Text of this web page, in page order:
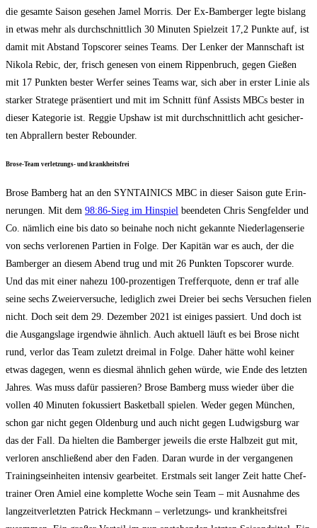
die gesam­te Sai­son gese­hen Jamel Mor­ris. Der Ex-Bam­ber­ger leg­te bis­lang
in etwas mehr als durch­schnitt­lich 30 Minu­ten Spiel­zeit 17,2 Punk­te auf, ist
damit mit Abstand Tops­corer sei­nes Teams. Der Len­ker der Mann­schaft ist
Niko­la Rebic, der, frisch gene­sen von einem Rip­pen­bruch, gegen Gie­ßen
mit 17 Punk­ten bes­ter Wer­fer sei­nes Teams war, sich aber in ers­ter Linie als
star­ker Stra­te­ge prä­sen­tiert und mit im Schnitt fünf Assists MBCs bes­ter in
die­ser Kate­go­rie ist. Reg­gie Ups­haw ist mit durch­schnitt­lich acht gesi­cher­
ten Abpral­lern bes­ter Rebounder.
Bro­se-Team ver­let­zungs- und krankheitsfrei
Bro­se Bam­berg hat an den SYNTAINICS MBC in die­ser Sai­son gute Erin­
ne­run­gen. Mit dem 98:86-Sieg im Hin­spiel been­de­ten Chris Seng­fel­der und
Co. näm­lich eine bis dato so bei­na­he noch nicht gekann­te Nie­der­la­gen­se­rie
von sechs ver­lo­re­nen Par­tien in Fol­ge. Der Kapi­tän war es auch, der die
Bam­ber­ger an die­sem Abend trug und mit 26 Punk­ten Tops­corer wur­de.
Und das mit einer nahe­zu 100-pro­zen­ti­gen Tref­fer­quo­te, denn er traf alle
sei­ne sechs Zwei­er­ver­su­che, ledig­lich zwei Drei­er bei sechs Ver­su­chen fie­len
nicht. Doch seit dem 29. Dezem­ber 2021 ist eini­ges pas­siert. Und doch ist
die Aus­gangs­la­ge irgend­wie ähn­lich. Auch aktu­ell läuft es bei Bro­se nicht
rund, ver­lor das Team zuletzt drei­mal in Fol­ge. Daher hät­te wohl kei­ner
etwas dage­gen, wenn es dies­mal ähn­lich gehen wür­de, wie Ende des letz­ten
Jah­res. Was muss dafür pas­sie­ren? Bro­se Bam­berg muss wie­der über die
vol­len 40 Minu­ten fokus­siert Bas­ket­ball spie­len. Weder gegen Mün­chen,
schon gar nicht gegen Olden­burg und auch nicht gegen Lud­wigs­burg war
das der Fall. Da hiel­ten die Bam­ber­ger jeweils die ers­te Halb­zeit gut mit,
ver­lo­ren anschlie­ßend aber den Faden. Dar­an wur­de in der ver­gan­ge­nen
Trai­nings­ein­hei­ten inten­siv gear­bei­tet. Erst­mals seit lan­ger Zeit hat­te Chef­
trai­ner Oren Amiel eine kom­plet­te Woche sein Team – mit Aus­nah­me des
lang­zeit­ver­letz­ten Patrick Heck­mann – ver­let­zungs- und krank­heits­frei